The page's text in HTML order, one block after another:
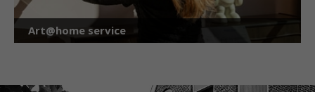
Art@home service